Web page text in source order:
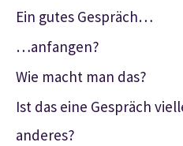
Ein gutes Gespräch…
…anfangen?
Wie macht man das?
Ist das eine Gespräch
anderes?